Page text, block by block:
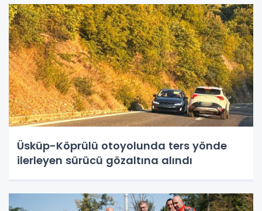
Üsküp-Köprülü otoyolunda ters yönde
ilerleyen sürücü gözaltına alındı